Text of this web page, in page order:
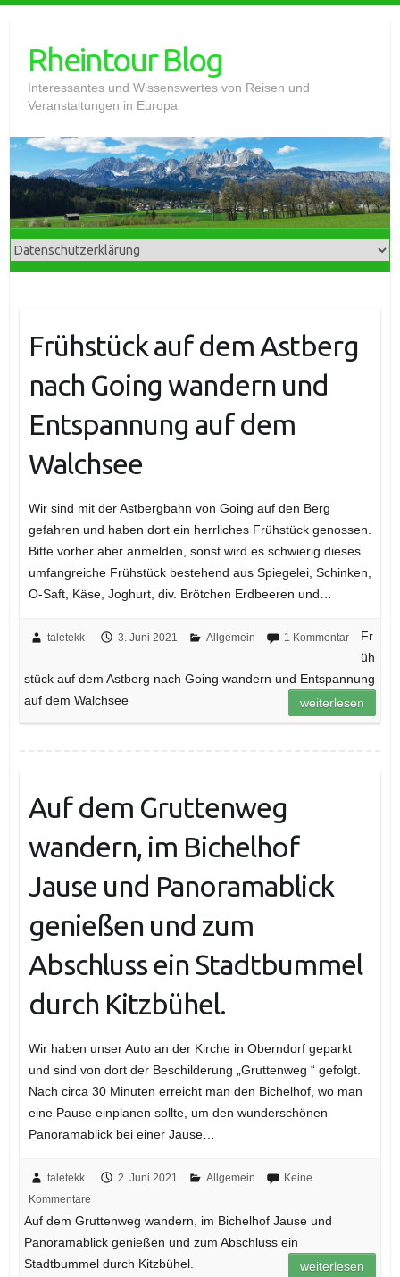
contentRheintour Blog
Interessantes und Wissenswertes von Reisen und
Veranstaltungen in Europa
Frühstück auf dem Astberg
nach Going wandern und
Entspannung auf dem
Walchsee
Wir sind mit der Astbergbahn von Going auf den Berg
gefahren und haben dort ein herrliches Frühstück genossen.
Bitte vorher aber anmelden, sonst wird es schwierig dieses
umfangreiche Frühstück bestehend aus Spiegelei, Schinken,
O-Saft, Käse, Joghurt, div. Brötchen Erdbeeren und…
taletekk 3. Juni 2021 Allgemein 1 Kommentar
Fr
üh
stück auf dem Astberg nach Going wandern und Entspannung
auf dem Walchsee
weiterlesen
Auf dem Gruttenweg
wandern, im Bichelhof
Jause und Panoramablick
genießen und zum
Abschluss ein Stadtbummel
durch Kitzbühel.
Wir haben unser Auto an der Kirche in Oberndorf geparkt
und sind von dort der Beschilderung „Gruttenweg “ gefolgt.
Nach circa 30 Minuten erreicht man den Bichelhof, wo man
eine Pause einplanen sollte, um den wunderschönen
Panoramablick bei einer Jause…
taletekk 2. Juni 2021 Allgemein
Keine
Kommentare
Auf dem Gruttenweg wandern, im Bichelhof Jause und
Panoramablick genießen und zum Abschluss ein
Stadtbummel durch Kitzbühel.
weiterlesen